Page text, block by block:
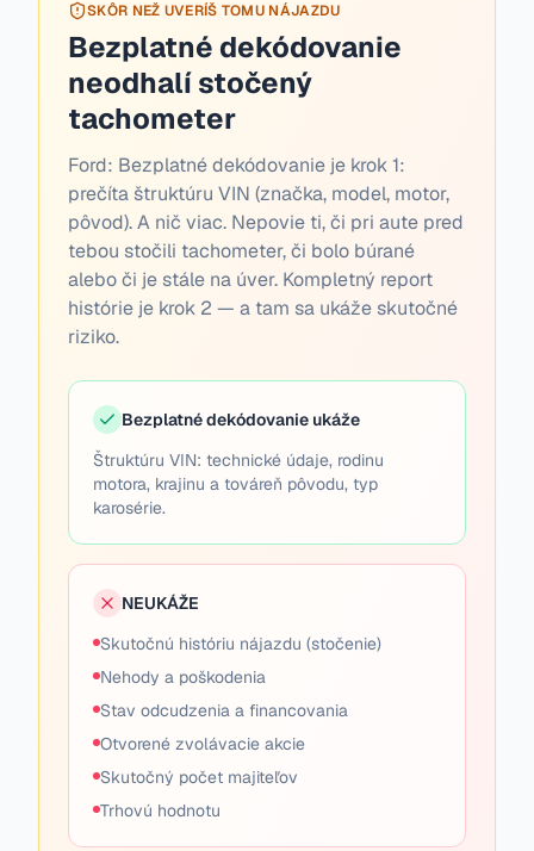
SKÔR NEŽ UVERÍŠ TOMU NÁJAZDU
Bezplatné dekódovanie
neodhalí stočený
tachometer
Ford: Bezplatné dekódovanie je krok 1:
prečíta štruktúru VIN (značka, model, motor,
pôvod). A nič viac. Nepovie ti, či pri aute pred
tebou stočili tachometer, či bolo búrané
alebo či je stále na úver. Kompletný report
histórie je krok 2 — a tam sa ukáže skutočné
riziko.
Bezplatné dekódovanie ukáže
Štruktúru VIN: technické údaje, rodinu
motora, krajinu a továreň pôvodu, typ
karosérie.
NEUKÁŽE
Skutočnú históriu nájazdu (stočenie)
Nehody a poškodenia
Stav odcudzenia a financovania
Otvorené zvolávacie akcie
Skutočný počet majiteľov
Trhovú hodnotu